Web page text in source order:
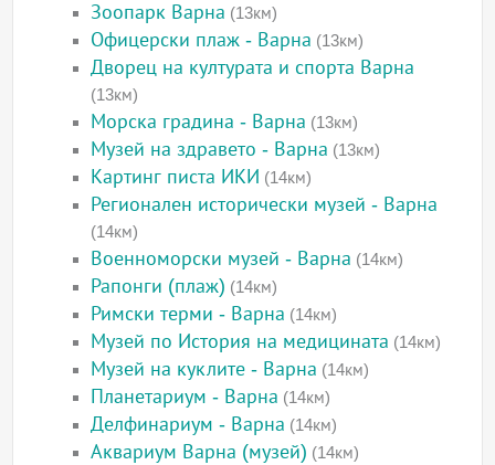
Зоопарк Варна (13км)
Офицерски плаж - Варна (13км)
Дворец на културата и спорта Варна
(13км)
Морска градина - Варна (13км)
Музей на здравето - Варна (13км)
Картинг писта ИКИ (14км)
Регионален исторически музей - Варна
(14км)
Военноморски музей - Варна (14км)
Рапонги (плаж) (14км)
Римски терми - Варна (14км)
Музей по История на медицината (14км)
Музей на куклите - Варна (14км)
Планетариум - Варна (14км)
Делфинариум - Варна (14км)
Аквариум Варна (музей) (14км)